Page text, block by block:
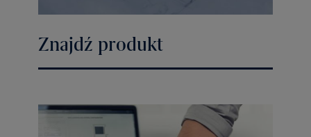
Znajdź produkt